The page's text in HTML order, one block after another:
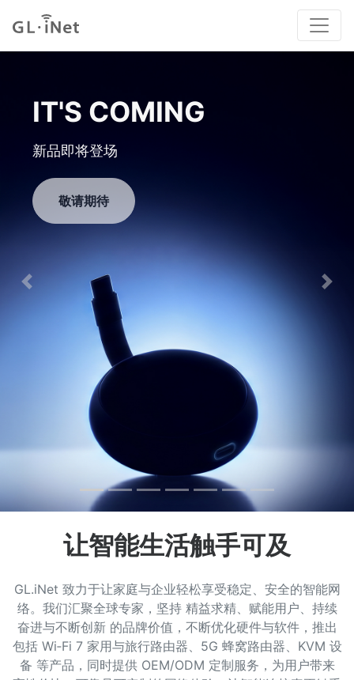
GL-MT5000
高性能有线路由器
立即购买
Previous Next
让智能生活触手可及
GL.iNet 致力于让家庭与企业轻松享受稳定、安全的智能网
络。我们汇聚全球专家，坚持 精益求精、赋能用户、持续
奋进与不断创新 的品牌价值，不断优化硬件与软件，推出
包括 Wi‑Fi 7 家用与旅行路由器、5G 蜂窝路由器、KVM 设
备 等产品，同时提供 OEM/ODM 定制服务，为用户带来